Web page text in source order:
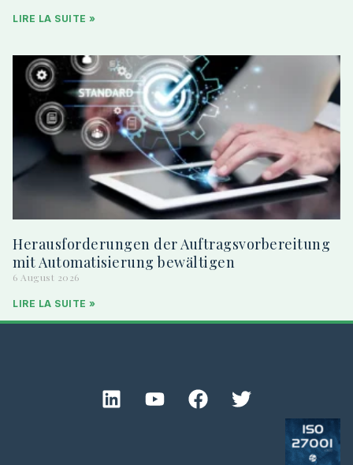
LIRE LA SUITE »
Herausforderungen der Auftragsvorbereitung
mit Automatisierung bewältigen
6 August 2026
LIRE LA SUITE »